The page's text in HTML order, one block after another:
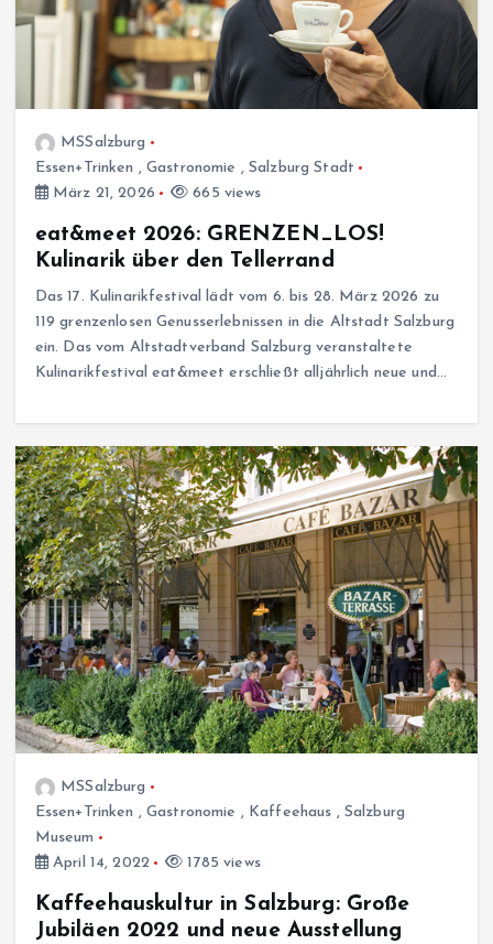
MSSalzburg
Essen+Trinken , Gastronomie , Salzburg Stadt
März 21, 2026
665 views
eat&meet 2026: GRENZEN_LOS!
Kulinarik über den Tellerrand
Das 17. Kulinarikfestival lädt vom 6. bis 28. März 2026 zu
119 grenzenlosen Genusserlebnissen in die Altstadt Salzburg
ein. Das vom Altstadtverband Salzburg veranstaltete
Kulinarikfestival eat&meet erschließt alljährlich neue und…
MSSalzburg
Essen+Trinken , Gastronomie , Kaffeehaus , Salzburg
Museum
April 14, 2022
1785 views
Kaffeehauskultur in Salzburg: Große
Jubiläen 2022 und neue Ausstellung